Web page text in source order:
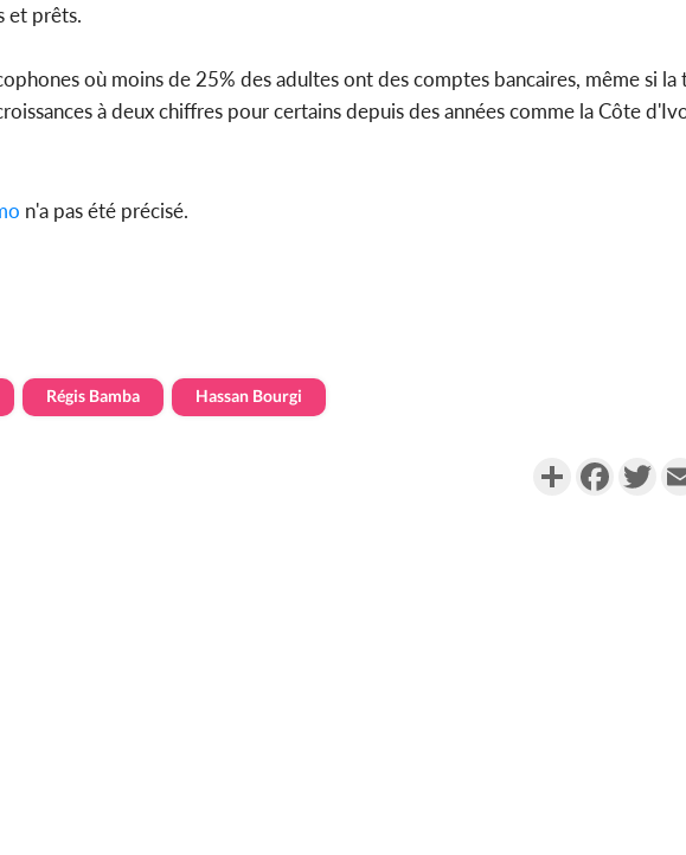
et prêts.
où moins de 25% des adultes ont des comptes bancaires, même si la
à deux chiffres pour certains depuis des années comme la Côte
n'a pas été précisé.
Régis Bamba Hassan Bourgi
Partager